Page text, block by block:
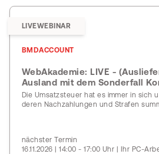
LIVEWEBINAR
BMDACCOUNT
WebAkademie: LIVE -
Ausland mit dem Sonderfall
Die Umsatzsteuer hat es immer in sich
deren Nachzahlungen und Strafen
nächster Termin
16.11.2026 | 14:00 - 17:00 Uhr | Ihr PC-